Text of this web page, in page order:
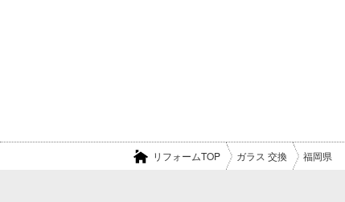
リフォームTOP ガラス 交換 福岡県